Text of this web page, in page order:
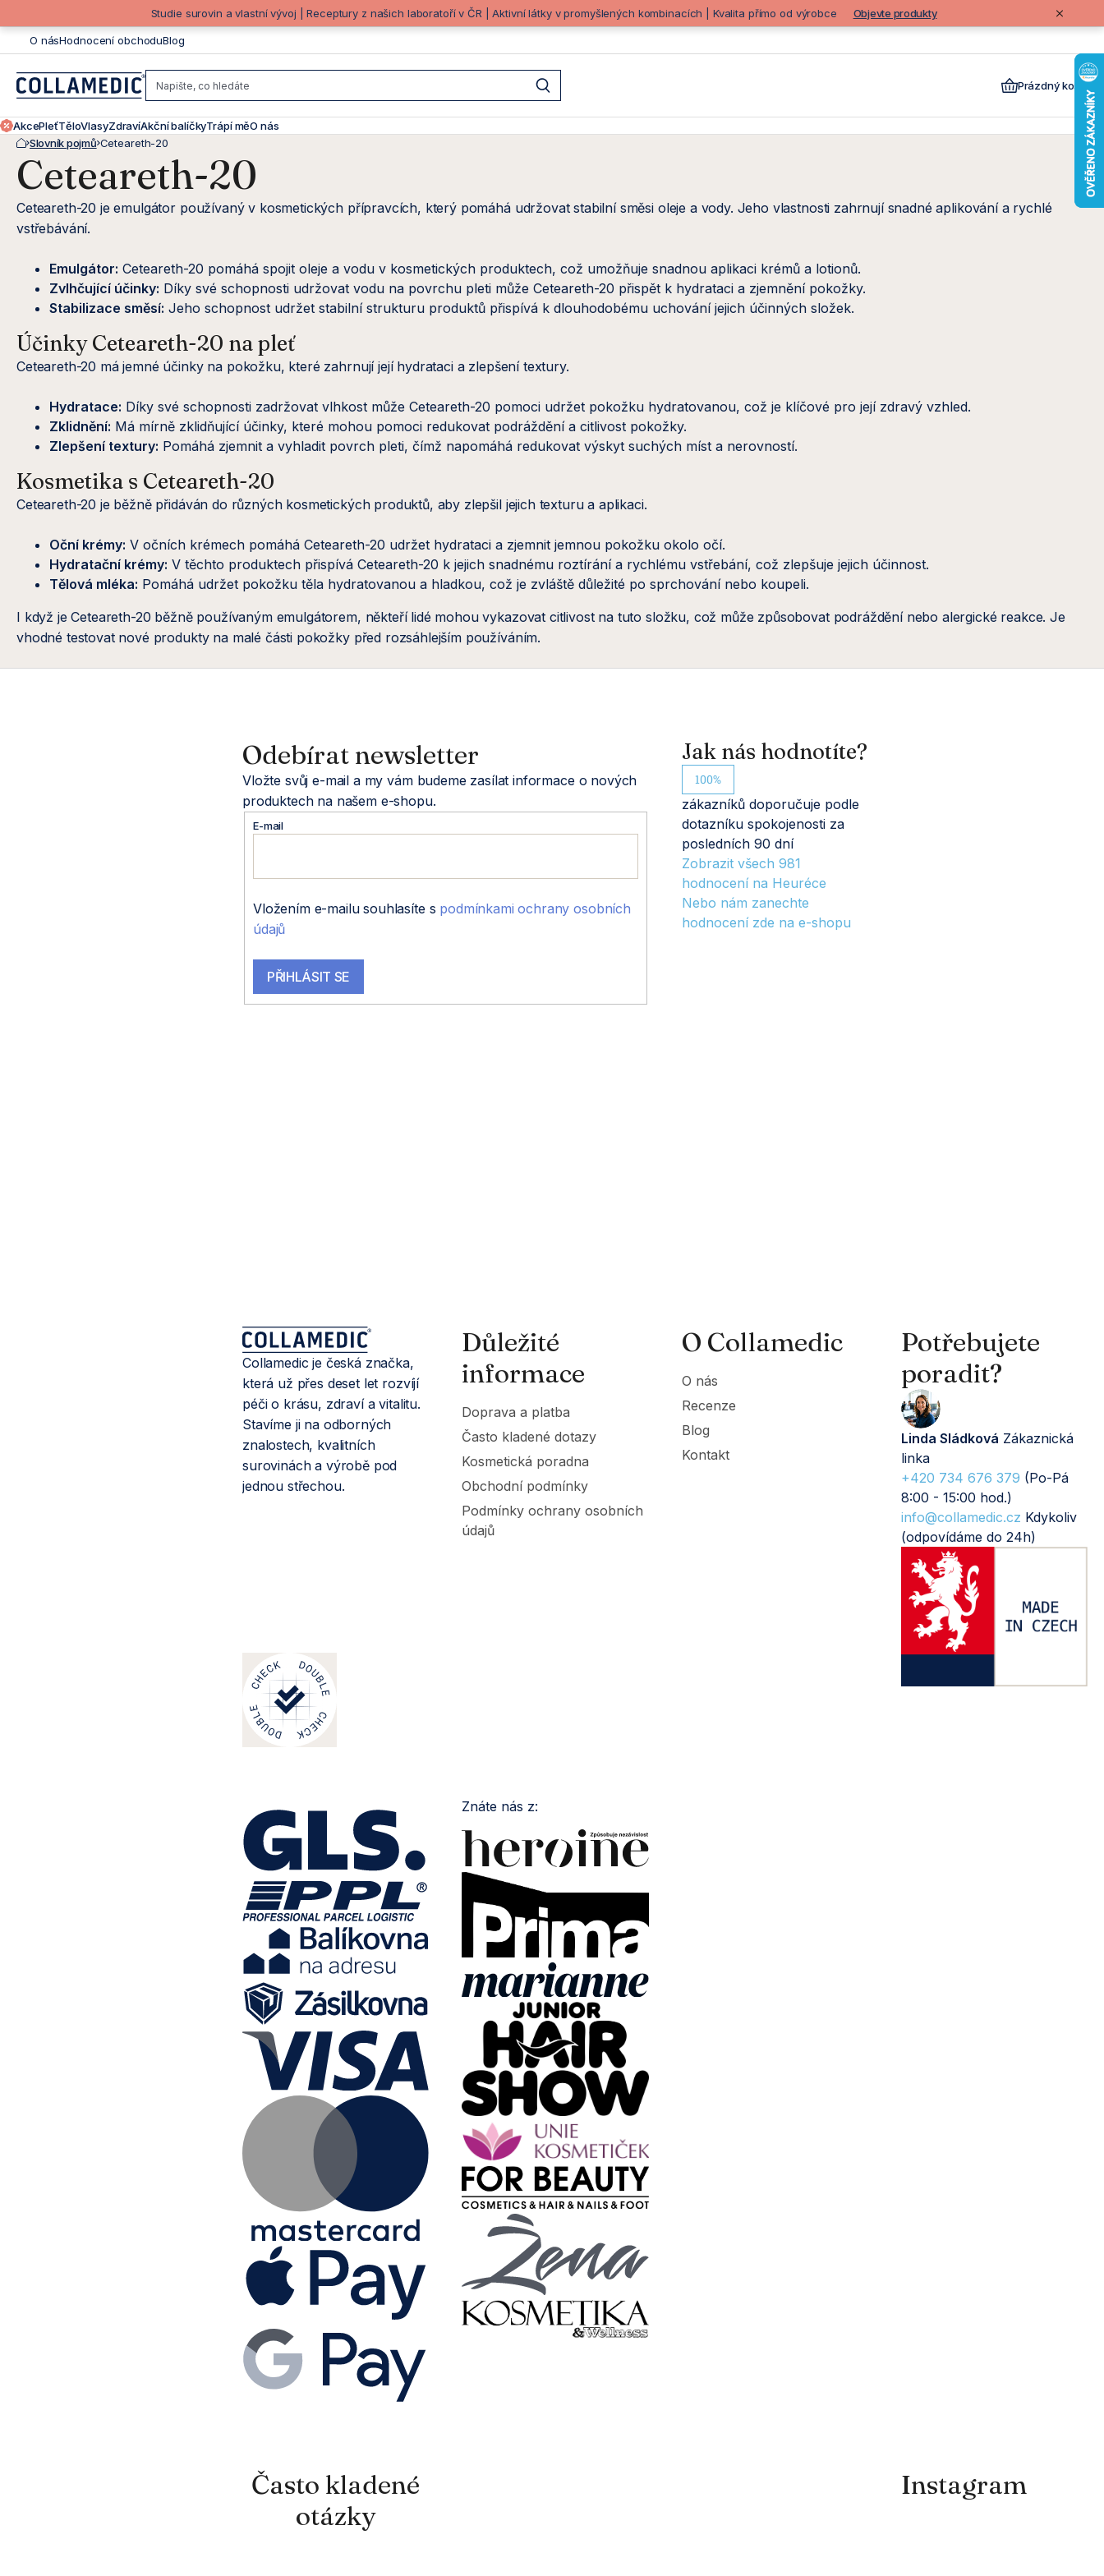
na
obsah
Studie surovin a vlastní vývoj | Receptury z našich laboratoří v ČR | Aktivní látky v promyšlených kombinacích | Kvalita přímo od výrobce Objevte produkty
O násHodnocení obchoduBlog
Prázdný košík
AkcePleťTěloVlasyZdravíAkční balíčkyTrápí měO nás
Domů
Slovník pojmů Ceteareth-20
Ceteareth-20
Ceteareth-20 je emulgátor používaný v kosmetických přípravcích, který pomáhá udržovat stabilní směsi oleje a vody. Jeho vlastnosti zahrnují snadné aplikování a rychlé
vstřebávání.
Emulgátor: Ceteareth-20 pomáhá spojit oleje a vodu v kosmetických produktech, což umožňuje snadnou aplikaci krémů a lotionů.
Zvlhčující účinky: Díky své schopnosti udržovat vodu na povrchu pleti může Ceteareth-20 přispět k hydrataci a zjemnění pokožky.
Stabilizace směsí: Jeho schopnost udržet stabilní strukturu produktů přispívá k dlouhodobému uchování jejich účinných složek.
Účinky Ceteareth-20 na pleť
Ceteareth-20 má jemné účinky na pokožku, které zahrnují její hydrataci a zlepšení textury.
Hydratace: Díky své schopnosti zadržovat vlhkost může Ceteareth-20 pomoci udržet pokožku hydratovanou, což je klíčové pro její zdravý vzhled.
Zklidnění: Má mírně zklidňující účinky, které mohou pomoci redukovat podráždění a citlivost pokožky.
Zlepšení textury: Pomáhá zjemnit a vyhladit povrch pleti, čímž napomáhá redukovat výskyt suchých míst a nerovností.
Kosmetika s Ceteareth-20
Ceteareth-20 je běžně přidáván do různých kosmetických produktů, aby zlepšil jejich texturu a aplikaci.
Oční krémy: V očních krémech pomáhá Ceteareth-20 udržet hydrataci a zjemnit jemnou pokožku okolo očí.
Hydratační krémy: V těchto produktech přispívá Ceteareth-20 k jejich snadnému roztírání a rychlému vstřebání, což zlepšuje jejich účinnost.
Tělová mléka: Pomáhá udržet pokožku těla hydratovanou a hladkou, což je zvláště důležité po sprchování nebo koupeli.
I když je Ceteareth-20 běžně používaným emulgátorem, někteří lidé mohou vykazovat citlivost na tuto složku, což může způsobovat podráždění nebo alergické reakce. Je
vhodné testovat nové produkty na malé části pokožky před rozsáhlejším používáním.
Odebírat newsletter
Vložte svůj e-mail a my vám budeme zasílat informace o nových
produktech na našem e-shopu.
E-mail
Vložením e-mailu souhlasíte s podmínkami ochrany osobních
údajů
PŘIHLÁSIT SE
Jak nás hodnotíte?
100%
zákazníků doporučuje podle
dotazníku spokojenosti za
posledních 90 dní
Zobrazit všech 981
hodnocení na Heuréce
Nebo nám zanechte
hodnocení zde na e-shopu
Collamedic je česká značka,
která už přes deset let rozvíjí
péči o krásu, zdraví a vitalitu.
Stavíme ji na odborných
znalostech, kvalitních
surovinách a výrobě pod
jednou střechou.
Důležité
informace
Doprava a platba
Často kladené dotazy
Kosmetická poradna
Obchodní podmínky
Podmínky ochrany osobních
údajů
O Collamedic
O nás
Recenze
Blog
Kontakt
Potřebujete
poradit?
Linda Sládková Zákaznická
linka
+420 734 676 379 (Po-Pá
8:00 - 15:00 hod.)
info@collamedic.cz Kdykoliv
(odpovídáme do 24h)
Znáte nás z:
Často kladené
otázky
Instagram